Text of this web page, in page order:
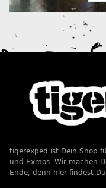
tigerexped ist Dein Shop
und Exmos. Wir machen
Ende, denn hier findest Du